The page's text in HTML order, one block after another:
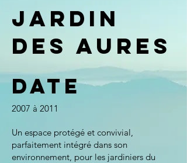
Jardin
des Aures
Date
2007 à 2011
Un espace protégé et convivial,
parfaitement intégré dans son
environnement, pour les jardiniers du